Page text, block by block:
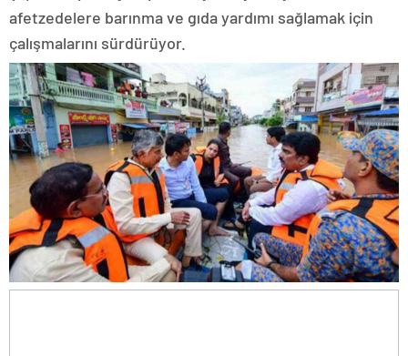
afetzedelere barınma ve gıda yardımı sağlamak için
çalışmalarını sürdürüyor.